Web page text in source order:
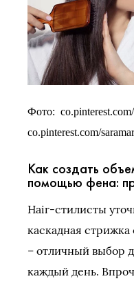
Фото: co.pinterest.com/
co.pinterest.com/
Как создать
помощью фена:
Hair-стилисты
каскадная
– отличный выбор
каждый день.